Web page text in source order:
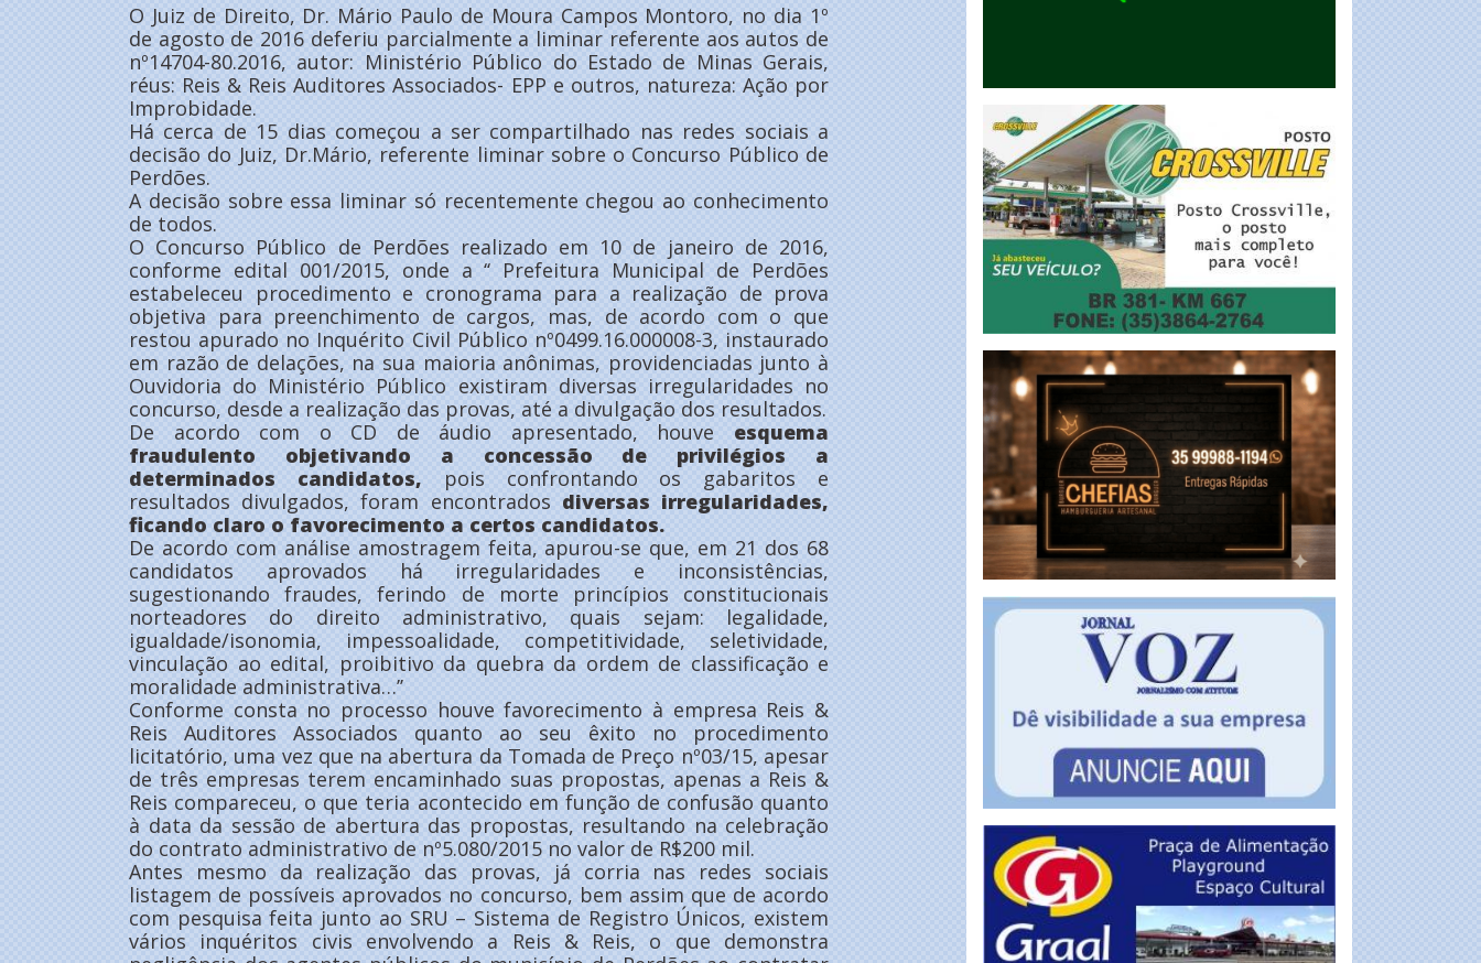
O Juiz de Direito, Dr. Mário Paulo de Moura Campos Montoro, no dia 1º
de agosto de 2016 deferiu parcialmente a liminar referente aos autos de
nº14704-80.2016, autor: Ministério Público do Estado de Minas Gerais,
réus: Reis & Reis Auditores Associados- EPP e outros, natureza: Ação por
Improbidade.
Há cerca de 15 dias começou a ser compartilhado nas redes sociais a
decisão do Juiz, Dr.Mário, referente liminar sobre o Concurso Público de
Perdões.
A decisão sobre essa liminar só recentemente chegou ao conhecimento
de todos.
O Concurso Público de Perdões realizado em 10 de janeiro de 2016,
conforme edital 001/2015, onde a ‘‘ Prefeitura Municipal de Perdões
estabeleceu procedimento e cronograma para a realização de prova
objetiva para preenchimento de cargos, mas, de acordo com o que
restou apurado no Inquérito Civil Público nº0499.16.000008-3, instaurado
em razão de delações, na sua maioria anônimas, providenciadas junto à
Ouvidoria do Ministério Público existiram diversas irregularidades no
concurso, desde a realização das provas, até a divulgação dos resultados.
De acordo com o CD de áudio apresentado, houve esquema
fraudulento objetivando a concessão de privilégios a
determinados candidatos, pois confrontando os gabaritos e
resultados divulgados, foram encontrados diversas irregularidades,
ficando claro o favorecimento a certos candidatos.
De acordo com análise amostragem feita, apurou-se que, em 21 dos 68
candidatos aprovados há irregularidades e inconsistências,
sugestionando fraudes, ferindo de morte princípios constitucionais
norteadores do direito administrativo, quais sejam: legalidade,
igualdade/isonomia, impessoalidade, competitividade, seletividade,
vinculação ao edital, proibitivo da quebra da ordem de classificação e
moralidade administrativa…’’
Conforme consta no processo houve favorecimento à empresa Reis &
Reis Auditores Associados quanto ao seu êxito no procedimento
licitatório, uma vez que na abertura da Tomada de Preço nº03/15, apesar
de três empresas terem encaminhado suas propostas, apenas a Reis &
Reis compareceu, o que teria acontecido em função de confusão quanto
à data da sessão de abertura das propostas, resultando na celebração
do contrato administrativo de nº5.080/2015 no valor de R$200 mil.
Antes mesmo da realização das provas, já corria nas redes sociais
listagem de possíveis aprovados no concurso, bem assim que de acordo
com pesquisa feita junto ao SRU – Sistema de Registro Únicos, existem
vários inquéritos civis envolvendo a Reis & Reis, o que demonstra